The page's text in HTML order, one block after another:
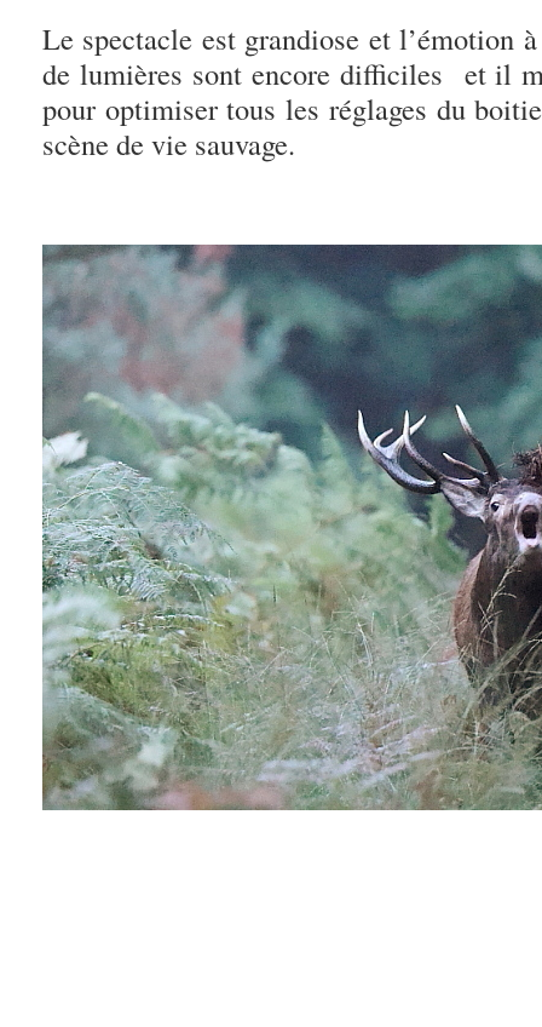
Le spectacle est grandiose et l’émotion
de lumières sont encore difficiles et il
pour optimiser tous les réglages du
scène de vie sauvage.